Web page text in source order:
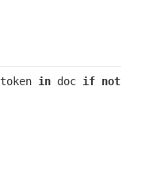
token in doc if not